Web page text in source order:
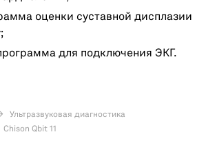
оценки суставной дисплазии
для подключения ЭКГ.
Ультразвуковая диагностика
Chison Qbit 11